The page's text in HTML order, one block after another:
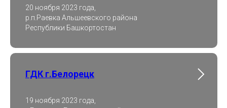
20 ноября 2023 года,
р.п.Раевка Альшеевского района
Республики Башкортостан
ГДК г.Белорецк
19 ноября 2023 года,